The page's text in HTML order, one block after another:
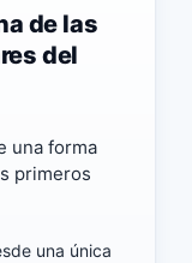
de las
del
una forma
primeros
una única